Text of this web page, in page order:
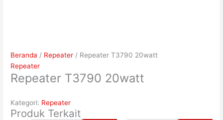
Beranda / Repeater / Repeater T3790 20watt
Repeater
Repeater T3790 20watt
Kategori: Repeater
Produk Terkait